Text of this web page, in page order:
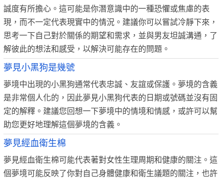
誠度有所擔心。這可能是你潛意識中的一種恐懼或焦慮的表
現，而不一定代表現實中的情況。建議你可以嘗試冷靜下來，
思考一下自己對於關係的期望和需求，並與男友坦誠溝通，了
解彼此的想法和感受，以解決可能存在的問題。
夢見小黑狗是幾號
夢境中出現的小黑狗通常代表忠誠、友誼或保護。夢境的含義
是非常個人化的，因此夢見小黑狗代表的日期或號碼並沒有固
定的解釋。建議您回想一下夢境中的情境和情感，或許可以幫
助您更好地理解這個夢境的含義。
夢見經血衛生棉
夢見經血衛生棉可能代表著對女性生理周期和健康的關注。這
個夢境可能反映了你對自己身體健康和衛生議題的關注，也許